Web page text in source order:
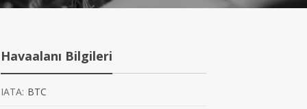
UÇAKLAR
Havaalanı Bilgileri
IATA: BTC